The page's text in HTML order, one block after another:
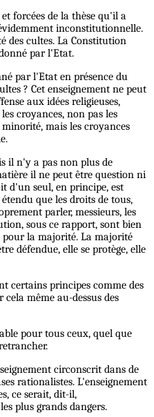
forcées de la thèse qu'il a
inconstitutionnelle.
des cultes. La Constitution
par l'Etat.
par l'Etat en présence du
? Cet enseignement ne peut
aux idées religieuses,
croyances, non pas les
mais les croyances
il n'y a pas non plus de
il ne peut être question ni
d'un seul, en principe, est
que les droits de tous,
parler, messieurs, les
sous ce rapport, sont bien
la majorité. La majorité
défendue, elle se protège, elle
certains principes comme des
cela même au-dessus des
pour tous ceux, quel que
circonscrit dans de
rationalistes. L'enseignement
ce serait, dit-il,
plus grands dangers.